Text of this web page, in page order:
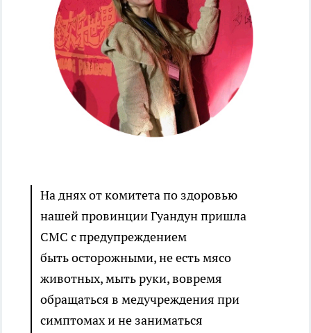
На днях от комитета по здоровью
нашей провинции Гуандун пришла
СМС с предупреждением
быть осторожными, не есть мясо
животных, мыть руки, вовремя
обращаться в медучреждения при
симптомах и не заниматься